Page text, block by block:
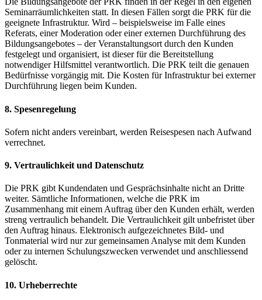
Seminarräumlichkeiten statt. In diesen Fällen sorgt die PRK für die
geeignete Infrastruktur. Wird – beispielsweise im Falle eines
Referats, einer Moderation oder einer externen Durchführung des
Bildungsangebotes – der Veranstaltungsort durch den Kunden
festgelegt und organisiert, ist dieser für die Bereitstellung
notwendiger Hilfsmittel verantwortlich. Die PRK teilt die genauen
Bedürfnisse vorgängig mit. Die Kosten für Infrastruktur bei externer
Durchführung liegen beim Kunden.
8. Spesenregelung
Sofern nicht anders vereinbart, werden Reisespesen nach Aufwand
verrechnet.
9. Vertraulichkeit und Datenschutz
Die PRK gibt Kundendaten und Gesprächsinhalte nicht an Dritte
weiter. Sämtliche Informationen, welche die PRK im
Zusammenhang mit einem Auftrag über den Kunden erhält, werden
streng vertraulich behandelt. Die Vertraulichkeit gilt unbefristet über
den Auftrag hinaus. Elektronisch aufgezeichnetes Bild- und
Tonmaterial wird nur zur gemeinsamen Analyse mit dem Kunden
oder zu internen Schulungszwecken verwendet und anschliessend
gelöscht.
10. Urheberrechte